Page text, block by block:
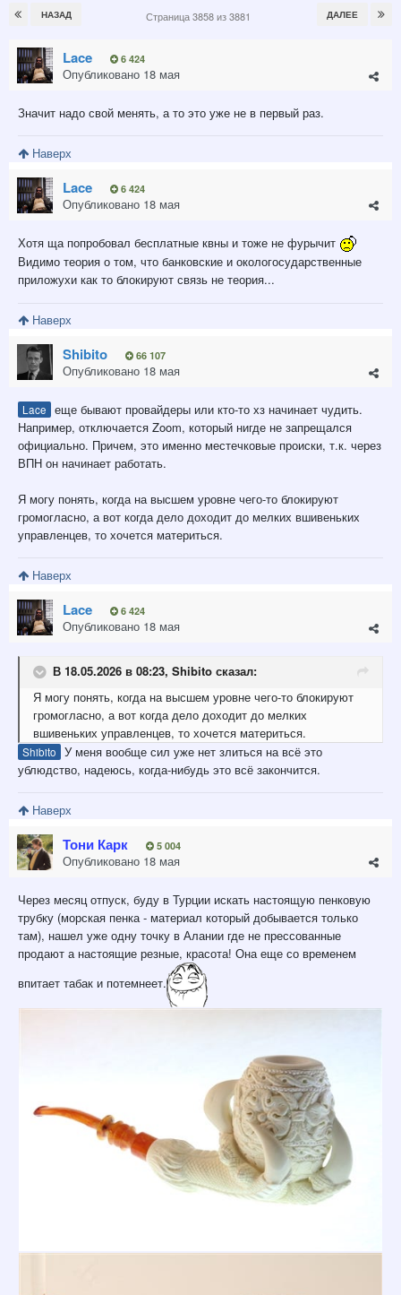
НАЗАД ДАЛЕЕ
Страница 3858 из 3881
Lace 6 424
Опубликовано 18 мая
Значит надо свой менять, а то это уже не в первый раз.
Наверх
Lace 6 424
Опубликовано 18 мая
Хотя ща попробовал бесплатные квны и тоже не фурычит
Видимо теория о том, что банковские и окологосударственные
приложухи как то блокируют связь не теория...
Наверх
Shibito 66 107
Опубликовано 18 мая
Lace
еще бывают провайдеры или кто-то хз начинает чудить.
Например, отключается Zoom, который нигде не запрещался
официально. Причем, это именно местечковые происки, т.к. через
ВПН он начинает работать.
Я могу понять, когда на высшем уровне чего-то блокируют
громогласно, а вот когда дело доходит до мелких вшивеньких
управленцев, то хочется материться.
Наверх
Lace 6 424
Опубликовано 18 мая
В 18.05.2026 в 08:23, Shibito сказал:
Я могу понять, когда на высшем уровне чего-то блокируют
громогласно, а вот когда дело доходит до мелких
вшивеньких управленцев, то хочется материться.
Shibito
У меня вообще сил уже нет злиться на всё это
ублюдство, надеюсь, когда-нибудь это всё закончится.
Наверх
Тони Карк 5 004
Опубликовано 18 мая
Через месяц отпуск, буду в Турции искать настоящую пенковую
трубку (морская пенка - материал который добывается только
там), нашел уже одну точку в Алании где не прессованные
продают а настоящие резные, красота! Она еще со временем
впитает табак и потемнеет.